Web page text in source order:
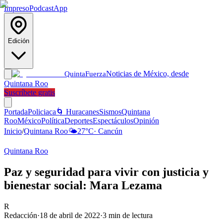
ImpresoPodcastApp
Edición
QuintaFuerzaNoticias de México, desde
Quintana Roo
Suscríbete gratis
PortadaPoliciaca 🌀 HuracanesSismosQuintana
RooMéxicoPolíticaDeportesEspectáculosOpinión
Inicio/Quintana Roo🌤️27°C· Cancún
Quintana Roo
Paz y seguridad para vivir con justicia y
bienestar social: Mara Lezama
R
Redacción·18 de abril de 2022·3 min de lectura